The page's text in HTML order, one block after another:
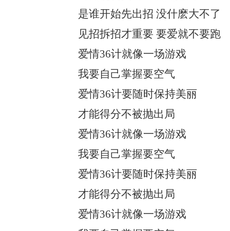
是谁开始先出招 没什麽大不了
见招拆招才重要 要爱就不要跑
爱情36计就像一场游戏
我要自己掌握要空气
爱情36计要随时保持美丽
才能得分不被抛出局
爱情36计就像一场游戏
我要自己掌握要空气
爱情36计要随时保持美丽
才能得分不被抛出局
爱情36计就像一场游戏